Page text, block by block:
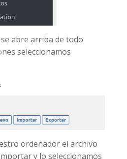
abre arriba de todo
seleccionamos
ordenador el archivo
y lo seleccionamos